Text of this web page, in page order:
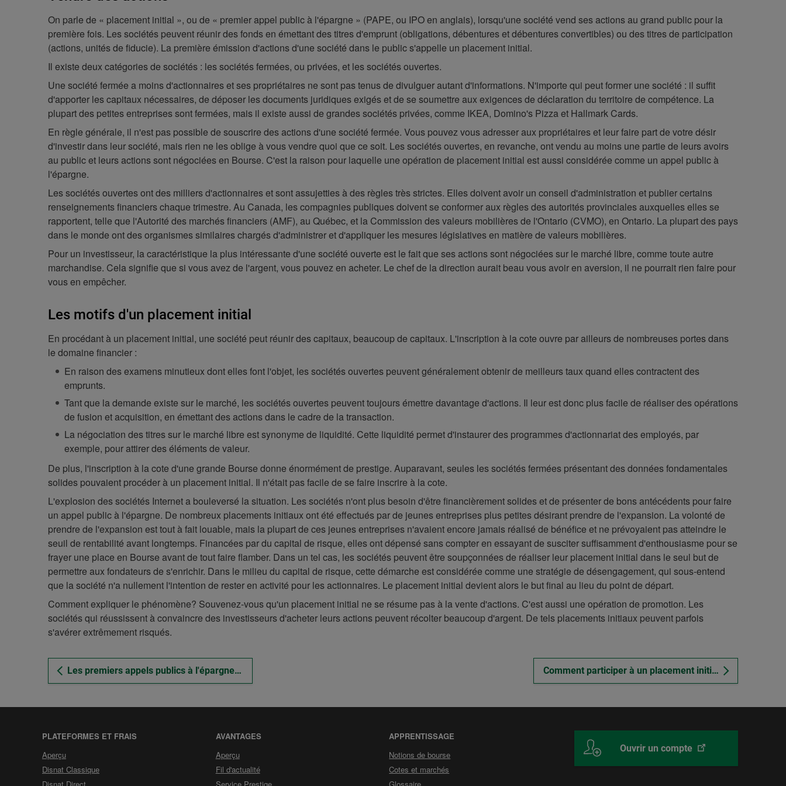
On parle de « placement initial », ou de « premier appel public à l'épargne » (PAPE, ou IPO en anglais), lorsqu'une société vend ses actions au grand public pour la
première fois. Les sociétés peuvent réunir des fonds en émettant des titres d'emprunt (obligations, débentures et débentures convertibles) ou des titres de participation
(actions, unités de fiducie). La première émission d'actions d'une société dans le public s'appelle un placement initial.
Il existe deux catégories de sociétés : les sociétés fermées, ou privées, et les sociétés ouvertes.
Une société fermée a moins d'actionnaires et ses propriétaires ne sont pas tenus de divulguer autant d'informations. N'importe qui peut former une société : il suffit
d'apporter les capitaux nécessaires, de déposer les documents juridiques exigés et de se soumettre aux exigences de déclaration du territoire de compétence. La
plupart des petites entreprises sont fermées, mais il existe aussi de grandes sociétés privées, comme IKEA, Domino's Pizza et Hallmark Cards.
En règle générale, il n'est pas possible de souscrire des actions d'une société fermée. Vous pouvez vous adresser aux propriétaires et leur faire part de votre désir
d'investir dans leur société, mais rien ne les oblige à vous vendre quoi que ce soit. Les sociétés ouvertes, en revanche, ont vendu au moins une partie de leurs avoirs
au public et leurs actions sont négociées en Bourse. C'est la raison pour laquelle une opération de placement initial est aussi considérée comme un appel public à
l'épargne.
Les sociétés ouvertes ont des milliers d'actionnaires et sont assujetties à des règles très strictes. Elles doivent avoir un conseil d'administration et publier certains
renseignements financiers chaque trimestre. Au Canada, les compagnies publiques doivent se conformer aux règles des autorités provinciales auxquelles elles se
rapportent, telle que l'Autorité des marchés financiers (AMF), au Québec, et la Commission des valeurs mobilières de l'Ontario (CVMO), en Ontario. La plupart des pays
dans le monde ont des organismes similaires chargés d'administrer et d'appliquer les mesures législatives en matière de valeurs mobilières.
Pour un investisseur, la caractéristique la plus intéressante d'une société ouverte est le fait que ses actions sont négociées sur le marché libre, comme toute autre
marchandise. Cela signifie que si vous avez de l'argent, vous pouvez en acheter. Le chef de la direction aurait beau vous avoir en aversion, il ne pourrait rien faire pour
vous en empêcher.
Les motifs d'un placement initial
En procédant à un placement initial, une société peut réunir des capitaux, beaucoup de capitaux. L'inscription à la cote ouvre par ailleurs de nombreuses portes dans
le domaine financier :
En raison des examens minutieux dont elles font l'objet, les sociétés ouvertes peuvent généralement obtenir de meilleurs taux quand elles contractent des
emprunts.
Tant que la demande existe sur le marché, les sociétés ouvertes peuvent toujours émettre davantage d'actions. Il leur est donc plus facile de réaliser des opérations
de fusion et acquisition, en émettant des actions dans le cadre de la transaction.
La négociation des titres sur le marché libre est synonyme de liquidité. Cette liquidité permet d'instaurer des programmes d'actionnariat des employés, par
exemple, pour attirer des éléments de valeur.
De plus, l'inscription à la cote d'une grande Bourse donne énormément de prestige. Auparavant, seules les sociétés fermées présentant des données fondamentales
solides pouvaient procéder à un placement initial. Il n'était pas facile de se faire inscrire à la cote.
L'explosion des sociétés Internet a bouleversé la situation. Les sociétés n'ont plus besoin d'être financièrement solides et de présenter de bons antécédents pour faire
un appel public à l'épargne. De nombreux placements initiaux ont été effectués par de jeunes entreprises plus petites désirant prendre de l'expansion. La volonté de
prendre de l'expansion est tout à fait louable, mais la plupart de ces jeunes entreprises n'avaient encore jamais réalisé de bénéfice et ne prévoyaient pas atteindre le
seuil de rentabilité avant longtemps. Financées par du capital de risque, elles ont dépensé sans compter en essayant de susciter suffisamment d'enthousiasme pour se
frayer une place en Bourse avant de tout faire flamber. Dans un tel cas, les sociétés peuvent être soupçonnées de réaliser leur placement initial dans le seul but de
permettre aux fondateurs de s'enrichir. Dans le milieu du capital de risque, cette démarche est considérée comme une stratégie de désengagement, qui sous-entend
que la société n'a nullement l'intention de rester en activité pour les actionnaires. Le placement initial devient alors le but final au lieu du point de départ.
Comment expliquer le phénomène? Souvenez-vous qu'un placement initial ne se résume pas à la vente d'actions. C'est aussi une opération de promotion. Les
sociétés qui réussissent à convaincre des investisseurs d'acheter leurs actions peuvent récolter beaucoup d'argent. De tels placements initiaux peuvent parfois
s'avérer extrêmement risqués.
Les premiers appels publics à l'épargne (PAPE) Comment participer à un placement initial?
PLATEFORMES ET FRAIS
Aperçude
la
section
Disnat Classique
AVANTAGES
Aperçude
la
section
Fil d'actualité
APPRENTISSAGE
Notions de bourse
Cotes et marchés
Ce
Ouvrir un compteDesjardins